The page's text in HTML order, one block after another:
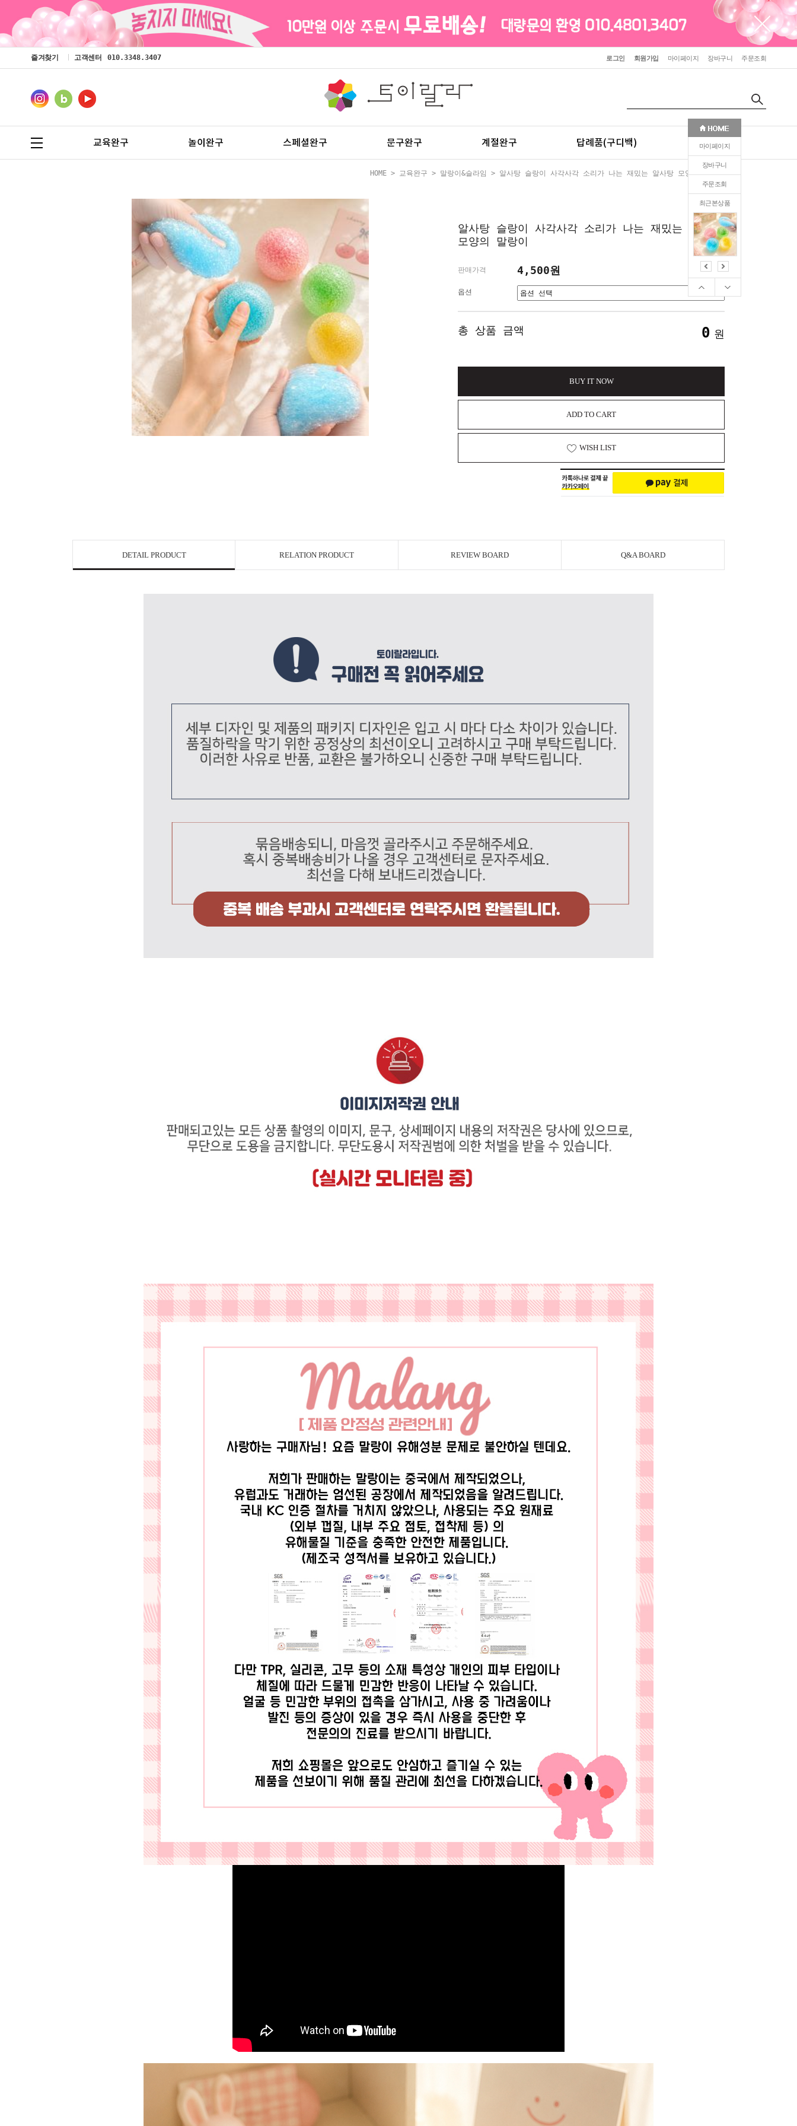
마이페이지
장바구니
주문조회
최근본상품
즐겨찾기 고객센터 010.3348.3407 로그인 회원가입 마이페이지 장바구니 주문조회
교육완구 놀이완구 스페셜완구 문구완구 계절완구 답례품(구디백) 판촉(인쇄)
HOME > 교육완구 > 말랑이&슬라임 > 알사탕 슬랑이 사각사각 소리가 나는 재밌는 알사탕 모양의 말랑이
0
알사탕 슬랑이 사각사각 소리가 나는 재밌는 알사탕
모양의 말랑이
판매가격 4,500원
옵션
총 상품 금액 0 원
BUY IT NOW
ADD TO CART
WISH LIST
DETAIL PRODUCT RELATION PRODUCT REVIEW BOARD Q&A BOARD